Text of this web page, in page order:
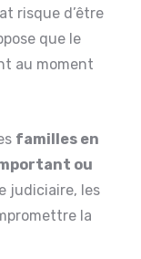
risque d’être
que le
au moment
familles en
ou
judiciaire, les
la